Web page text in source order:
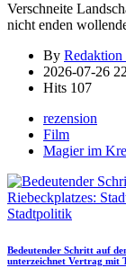
Verschneite
nicht enden
By Redaktion
2026-07-26
Hits 107
rezension
Film
Magier im
Stadtpolitik
Bedeutender Schritt auf
unterzeichnet Vertrag mit